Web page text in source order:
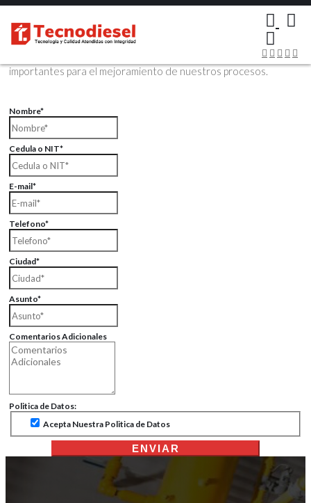
Contáctenos Vía Email
Envíenos sus datos con sus comentarios, sus opiniones son muy
importantes para el mejoramiento de nuestros procesos.
Nombre*
Cedula o NIT*
E-mail*
Telefono*
Ciudad*
Asunto*
Comentarios Adicionales
Politica de Datos:
Acepta Nuestra Politica de Datos
ENVIAR